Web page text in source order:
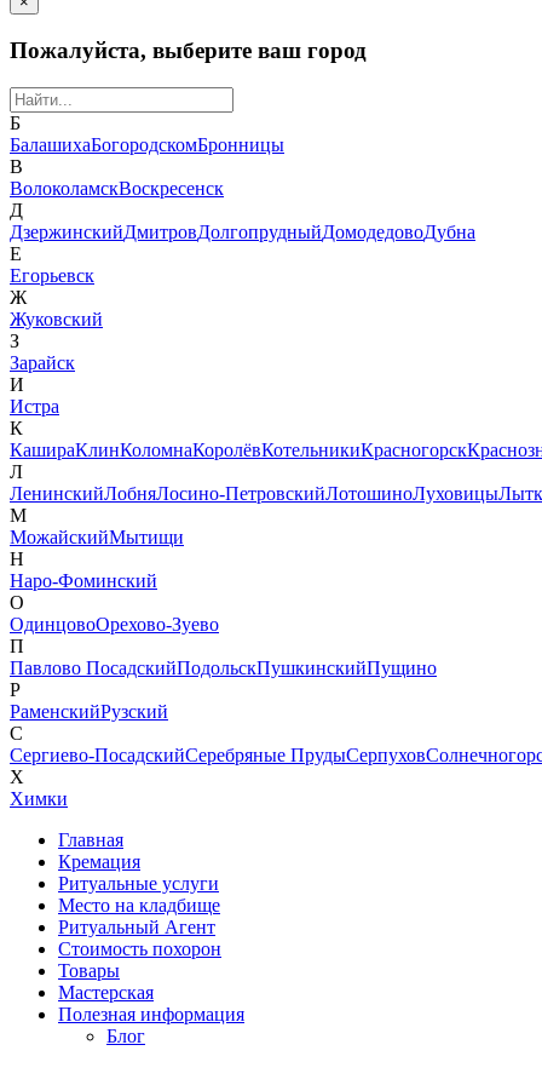
Пожалуйста, выберите ваш город
Б
БалашихаБогородскомБронницы
В
ВолоколамскВоскресенск
Д
ДзержинскийДмитровДолгопрудныйДомодедовоДубна
Е
Егорьевск
Ж
Жуковский
З
Зарайск
И
Истра
К
КашираКлинКоломнаКоролёвКотельникиКрасногорск
Л
ЛенинскийЛобняЛосино-ПетровскийЛотошиноЛуховицы
М
МожайскийМытищи
Н
Наро-Фоминский
О
ОдинцовоОрехово-Зуево
П
Павлово ПосадскийПодольскПушкинскийПущино
Р
РаменскийРузский
С
Сергиево-ПосадскийСеребряные ПрудыСерпухов
Х
Химки
Главная
Кремация
Ритуальные услуги
Место на кладбище
Ритуальный Агент
Стоимость похорон
Товары
Мастерская
Полезная информация
Блог